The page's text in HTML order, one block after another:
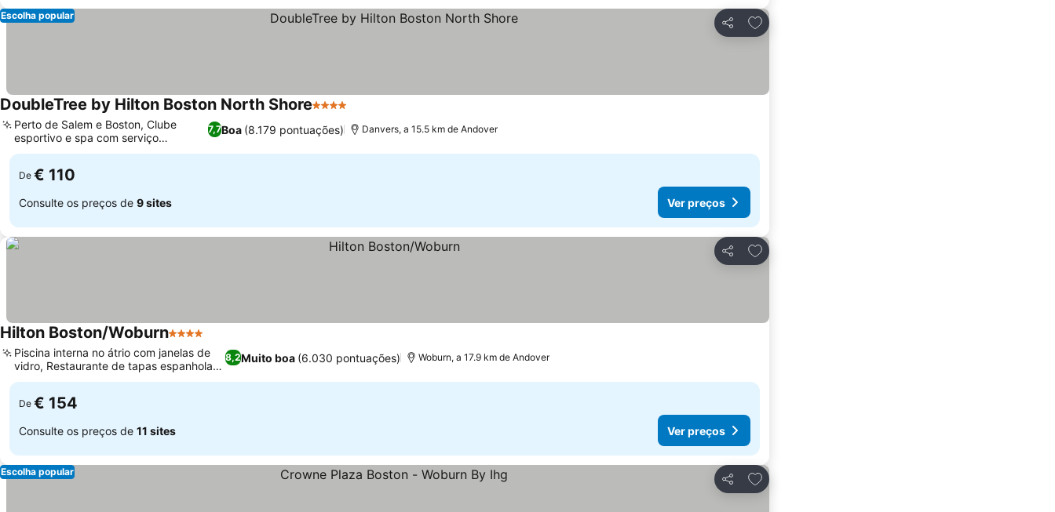
Partilhar
Adicionar aos favoritos
Escolha popular
DoubleTree by Hilton Boston North Shore4 Estrelas
7,7Boa (8.179 pontuações)
Perto de Salem e Boston, Clube
esportivo e spa com serviço
completo
Danvers, a 15.5 km de Andover
De € 110
Consulte os preços de 9 sites Ver preços
Partilhar
Adicionar aos favoritos
Hilton Boston/Woburn4 Estrelas
8,2Muito boa (6.030 pontuações)
Piscina interna no átrio com janelas de
vidro, Restaurante de tapas espanholas
premiado
Woburn, a 17.9 km de Andover
De € 154
Consulte os preços de 11 sites Ver preços
Partilhar
Adicionar aos favoritos
Escolha popular